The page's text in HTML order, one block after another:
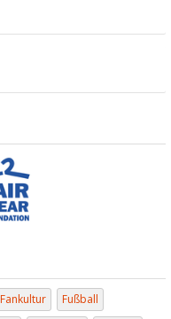
Fankultur
Fußball